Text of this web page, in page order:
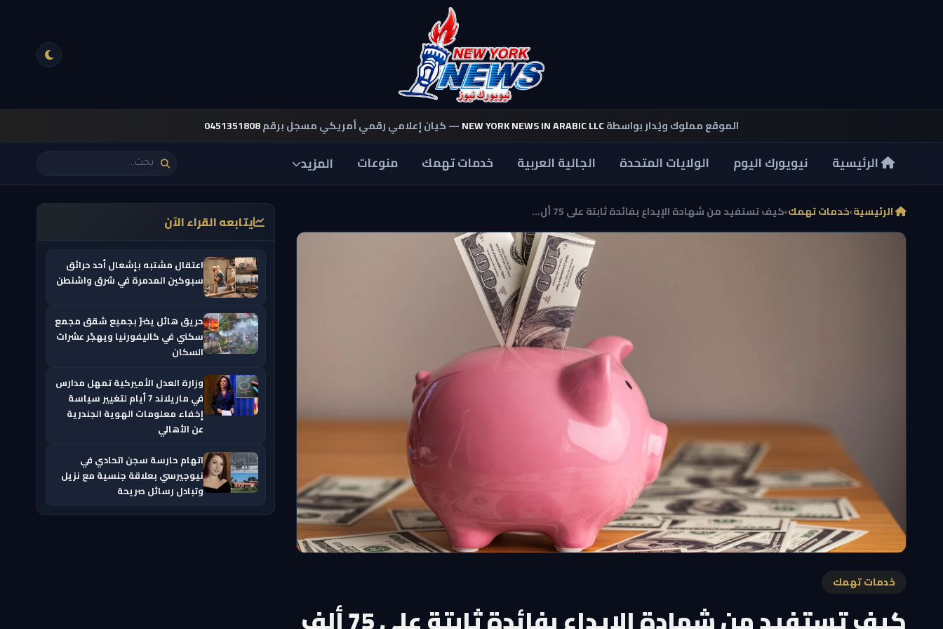
الموقع مملوك ويُدار بواسطةNEW YORK NEWS IN ARABIC LLC— كيان إعلامي رقمي أمريكي مسجل برقم0451351808
الرئيسية نيويورك اليوم الولايات المتحدة الجالية العربية خدمات تهمك منوعات المزيد
الرئيسية›خدمات تهمك›كيف تستفيد من شهادة الإيداع بفائدة ثابتة على 75 أل...
خدمات تهمك
يتابعه القراء الآن
اعتقال مشتبه بإشعال أحد حرائق
سبوكين المدمرة في شرق واشنطن
حريق هائل يضرّ بجميع شقق مجمع
سكني في كاليفورنيا ويهجّر عشرات
السكان
وزارة العدل الأميركية تمهل مدارس
في ماريلاند 7 أيام لتغيير سياسة
إخفاء معلومات الهوية الجندرية
عن الأهالي
اتهام حارسة سجن اتحادي في
نيوجيرسي بعلاقة جنسية مع نزيل
وتبادل رسائل صريحة